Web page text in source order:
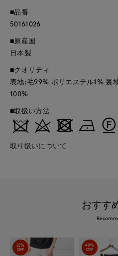
■品番
50161026
■原産国
日本製
■クオリティ
表地:毛99% ポリエステル1% 裏
100%
■取扱い方法
取り扱いについて
おすす
22%
OFF
40%
OFF